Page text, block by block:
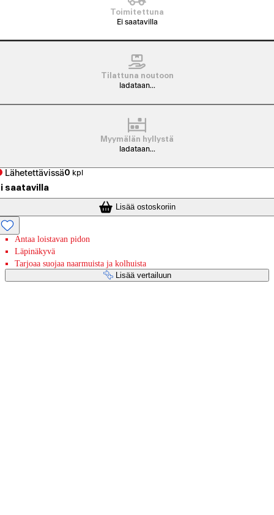
Toimitettuna
Ei saatavilla
Tilattuna noutoon
ladataan...
Myymälän hyllystä
ladataan...
Lähetettävissä0 kpl
saatavilla
Lisää ostoskoriin
Antaa loistavan pidon
Läpinäkyvä
Tarjoaa suojaa naarmuista ja kolhuista
Lisää vertailuun